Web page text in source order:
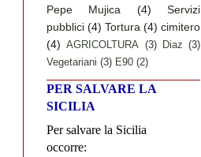
Pepe Mujica
(4)
Servizi
pubblici (4) Tortura (4) cimitero
(4) AGRICOLTURA (3) Diaz (3)
Vegetariani (3) E90 (2)
PER SALVARE LA
SICILIA
Per salvare la Sicilia
occorre: